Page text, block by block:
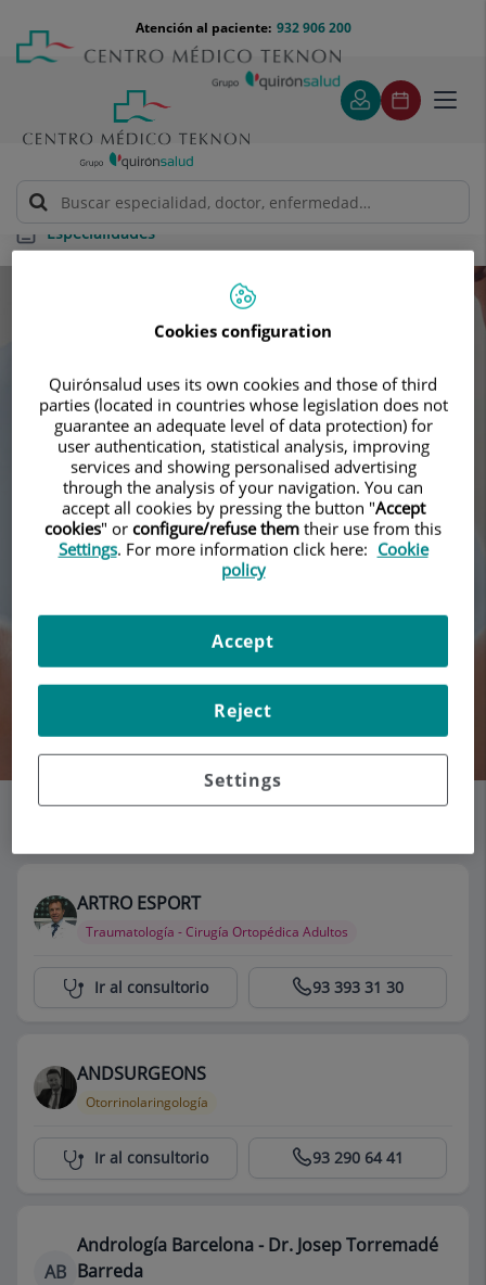
contenido
Menú
teléfono
cabecera
932 906 200
Atención al paciente:
Especialidades
Especialidades
mejores especialistas
Buscar
ARTRO ESPORT
Traumatología - Cirugía Ortopédica Adultos
Centro Médico Teknon 93 393 31 30
Ir al consultorio
ANDSURGEONS
Otorrinolaringología
Centro Médico Teknon 93 290 64 41
Ir al consultorio
AB
Andrología Barcelona - Dr. Josep Torremadé
Barreda
Cookies configuration
Quirónsalud uses its own cookies and those of third
parties (located in countries whose legislation does not
guarantee an adequate level of data protection) for
user authentication, statistical analysis, improving
services and showing personalised advertising
through the analysis of your navigation. You can
accept all cookies by pressing the button "Accept
cookies" or configure/refuse them their use from this
Settings. For more information click here: Cookie
policy
Settings
Reject
Accept